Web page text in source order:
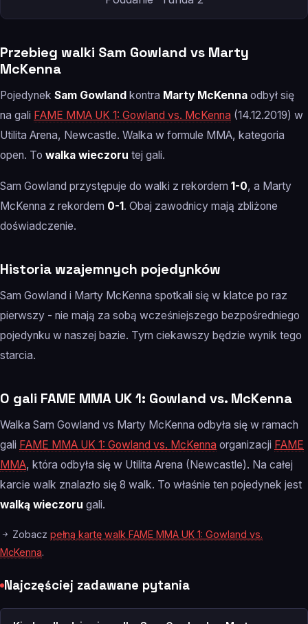
Przebieg walki Sam Gowland vs Marty
McKenna
Pojedynek Sam Gowland kontra Marty McKenna odbył się
na gali FAME MMA UK 1: Gowland vs. McKenna (14.12.2019) w
Utilita Arena, Newcastle. Walka w formule MMA, kategoria
open. To walka wieczoru tej gali.
Sam Gowland przystępuje do walki z rekordem 1-0, a Marty
McKenna z rekordem 0-1 . Obaj zawodnicy mają zbliżone
doświadczenie.
Historia wzajemnych pojedynków
Sam Gowland i Marty McKenna spotkali się w klatce po raz
pierwszy - nie mają za sobą wcześniejszego bezpośredniego
pojedynku w naszej bazie. Tym ciekawszy będzie wynik tego
starcia.
O gali FAME MMA UK 1: Gowland vs. McKenna
Walka Sam Gowland vs Marty McKenna odbyła się w ramach
gali FAME MMA UK 1: Gowland vs. McKenna organizacji FAME
MMA, która odbyła się w Utilita Arena (Newcastle). Na całej
karcie walk znalazło się 8 walk. To właśnie ten pojedynek jest
walką wieczoru gali.
Zobacz pełną kartę walk FAME MMA UK 1: Gowland vs.
McKenna.
Najczęściej zadawane pytania